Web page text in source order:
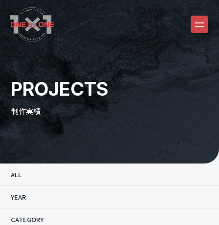
PROJECTS
制作実績
ALL
YEAR
CATEGORY